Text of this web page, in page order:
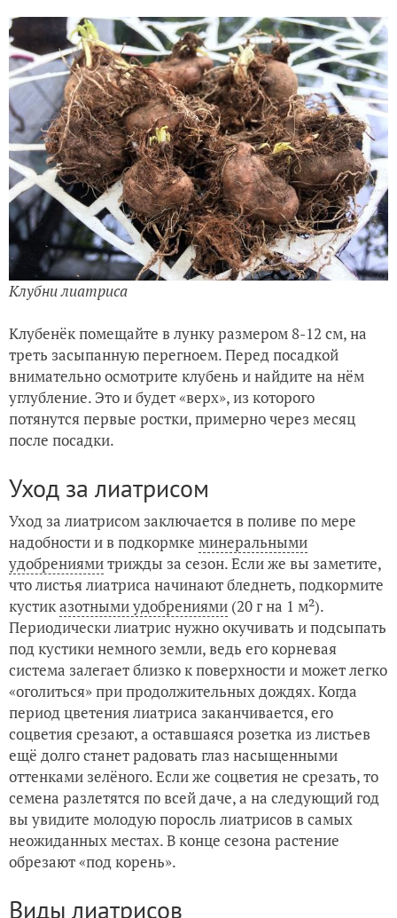
Клубни лиатриса
Клубенёк помещайте в лунку размером 8-12 см, на
треть засыпанную перегноем. Перед посадкой
внимательно осмотрите клубень и найдите на нём
углубление. Это и будет «верх», из которого
потянутся первые ростки, примерно через месяц
после посадки.
Уход за лиатрисом
Уход за лиатрисом заключается в поливе по мере
надобности и в подкормке минеральными
удобрениямитрижды за сезон. Если же вы заметите,
что листья лиатриса начинают бледнеть, подкормите
кустиказотными удобрениями (20 г на 1 м²).
Периодически лиатрис нужно окучивать и подсыпать
под кустики немного земли, ведь его корневая
система залегает близко к поверхности и может легко
«оголиться» при продолжительных дождях. Когда
период цветения лиатриса заканчивается, его
соцветия срезают, а оставшаяся розетка из листьев
ещё долго станет радовать глаз насыщенными
оттенками зелёного. Если же соцветия не срезать, то
семена разлетятся по всей даче, а на следующий год
вы увидите молодую поросль лиатрисов в самых
неожиданных местах. В конце сезона растение
обрезают «под корень».
Виды лиатрисов